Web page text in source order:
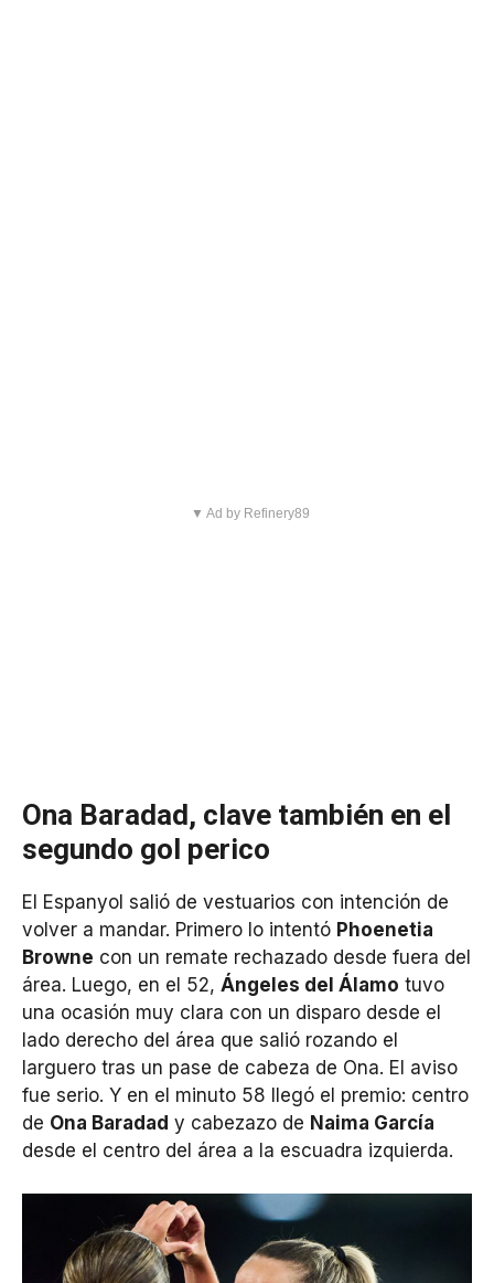
▼ Ad by Refinery89
Ona Baradad, clave también en el
segundo gol perico
El Espanyol salió de vestuarios con intención de
volver a mandar. Primero lo intentó Phoenetia
Browne con un remate rechazado desde fuera del
área. Luego, en el 52, Ángeles del Álamo tuvo
una ocasión muy clara con un disparo desde el
lado derecho del área que salió rozando el
larguero tras un pase de cabeza de Ona. El aviso
fue serio. Y en el minuto 58 llegó el premio: centro
de Ona Baradad y cabezazo de Naima García
desde el centro del área a la escuadra izquierda.